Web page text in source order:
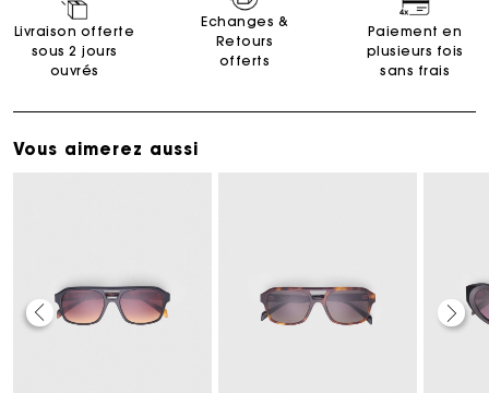
Livraison offerte
sous 2 jours
ouvrés
Echanges &
Retours
offerts
Paiement en
plusieurs fois
sans frais
Vous aimerez aussi